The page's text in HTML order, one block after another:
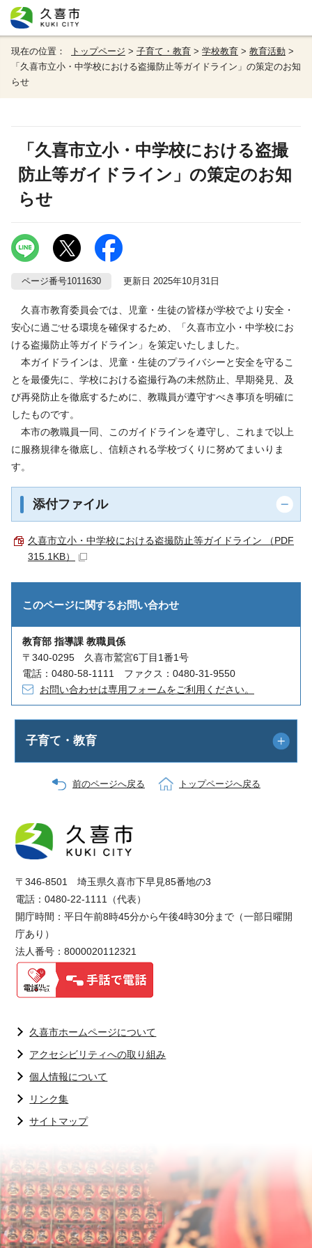
現在の位置： トップページ > 子育て・教育 > 学校教育 > 教育活動 >
「久喜市立小・中学校における盗撮防止等ガイドライン」の策定のお知
らせ
「久喜市立小・中学校における盗撮
防止等ガイドライン」の策定のお知
らせ
ページ番号1011630 更新日 2025年10月31日
久喜市教育委員会では、児童・生徒の皆様が学校でより安全・
安心に過ごせる環境を確保するため、「久喜市立小・中学校にお
ける盗撮防止等ガイドライン」を策定いたしました。
本ガイドラインは、児童・生徒のプライバシーと安全を守るこ
とを最優先に、学校における盗撮行為の未然防止、早期発見、及
び再発防止を徹底するために、教職員が遵守すべき事項を明確に
したものです。
本市の教職員一同、このガイドラインを遵守し、これまで以上
に服務規律を徹底し、信頼される学校づくりに努めてまいりま
す。
添付ファイル
久喜市立小・中学校における盗撮防止等ガイドライン （PDF
315.1KB）
このページに関するお問い合わせ
教育部 指導課 教職員係
〒340-0295 久喜市鷲宮6丁目1番1号
電話：0480-58-1111 ファクス：0480-31-9550
お問い合わせは専用フォームをご利用ください。
子育て・教育
前のページへ戻る トップページへ戻る
〒346-8501 埼玉県久喜市下早見85番地の3
電話：0480-22-1111（代表）
開庁時間：平日午前8時45分から午後4時30分まで（一部日曜開
庁あり）
法人番号：8000020112321
久喜市ホームページについて
アクセシビリティへの取り組み
個人情報について
リンク集
サイトマップ